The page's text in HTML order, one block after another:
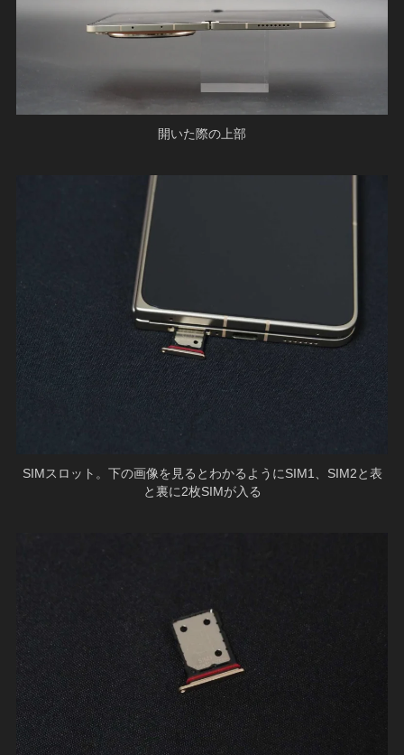
開いた際の上部
SIMスロット。下の画像を見るとわかるようにSIM1、SIM2と表
と裏に2枚SIMが入る